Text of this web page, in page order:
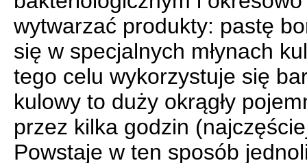
wytwarzać produkty: pastę
się w specjalnych młynach
tego celu wykorzystuje się
kulowy to duży okrągły
przez kilka godzin
Powstaje w ten sposób